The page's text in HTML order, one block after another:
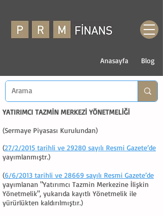
Anasayfa Blog
YATIRIMCI TAZMİN MERKEZİ YÖNETMELİĞİ
(Sermaye Piyasası Kurulundan)
(27/2/2015 tarihli ve 29280 sayılı Resmi Gazete’de
yayımlanmıştr.)
(6/6/2013 tarihli ve 28669 sayılı Resmi Gazete’de
yayımlanan "Yatırımcı Tazmin Merkezine İlişkin
Yönetmelik", yukarıda kayıtlı Yönetmelik ile
yürürlükten kaldırılmıştır.)